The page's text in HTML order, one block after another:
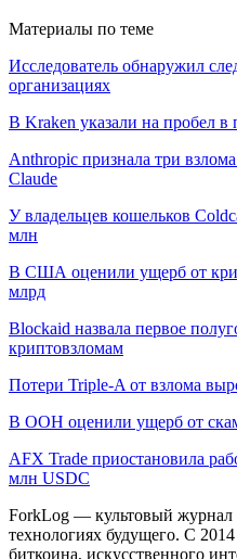
Материалы по теме
Исследователь обнаружил
организациях
В Kraken указали на пробел в
Anthropic признала три
Claude
У владельцев кошельков
млн
В США оценили ущерб от
млрд
Blockaid назвала первое
криптовзломам
Потери Triple-A от взлома
В ООН оценили ущерб от
AFX Trade приостановила
млн USDC
ForkLog — культовый журнал
технологиях будущего. С
биткоина, искусственного